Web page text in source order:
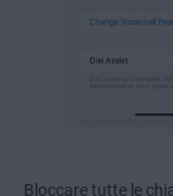
Bloccare tutte le